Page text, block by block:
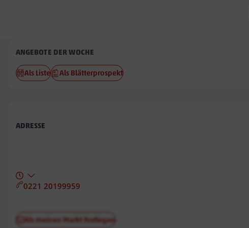
Penny
Linden
Süd
ANGEBOTE DER WOCHE
Als Liste Als Blätterprospekt
ADRESSE
0221 20199959
Als meinen Markt festlegen